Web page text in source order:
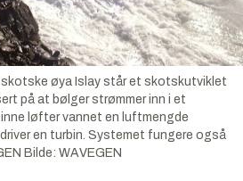
skotske øya Islay står et skotskutviklet
på at bølger strømmer inn i et
inne løfter vannet en luftmengde
en turbin. Systemet fungere også
Bilde: WAVEGEN